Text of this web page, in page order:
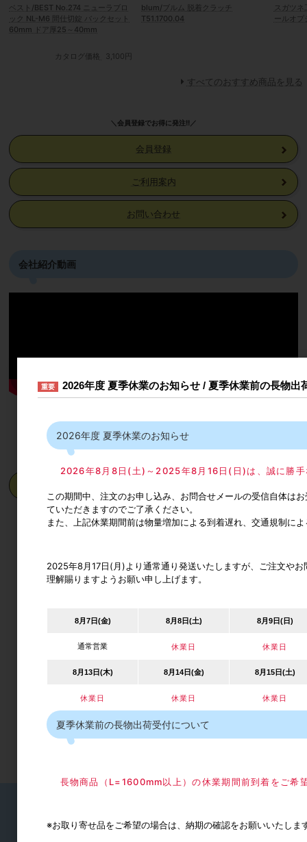
ベスト/BEST No.274 ニューラブロ
ック NL-M6 間仕切錠 バックセット
60mm ドア厚25～40mm
カタログ価格 3,100円
blum/ブルム 脱着クラッチ
T51.1700.04
スガツ
ールオプ
すべてのおすすめ商品を見る
＼会員登録でお得に発注!!／
会員登録
ご利用案内
お問い合わせ
会社紹介動画
※音が出ますのでご注意下さい
2026年8月
3 4 5 6 7
8
10 11 12 13
31
2026年9月
月 火 木
土
10
12
14 15 16 17 18
19
21 22 23 24
28 29 30
重要 2026年度 夏季休業のお知らせ / 夏季休業前の長物出
2026年度 夏季休業のお知らせ
2026年8月8日(土)～2025年8月16日(日)は、誠に勝手
この期間中、注文のお申し込み、お問合せメールの受信自体は
ていただきますのでご了承ください。
また、上記休業期間前は物量増加による到着遅れ、交通規制に
2025年8月17日(月)より通常通り発送いたしますが、ご注文や
理解賜りますようお願い申し上げます。
8月7日(金) 8月8日(土) 8月9日(日)
通常営業 休業日 休業日
8月13日(木) 8月14日(金) 8月15日(土)
休業日 休業日 休業日
夏季休業前の長物出荷受付について
長物商品（L=1600mm以上）の休業期間前到着をご希
※お取り寄せ品をご希望の場合は、納期の確認をお願いいたしま